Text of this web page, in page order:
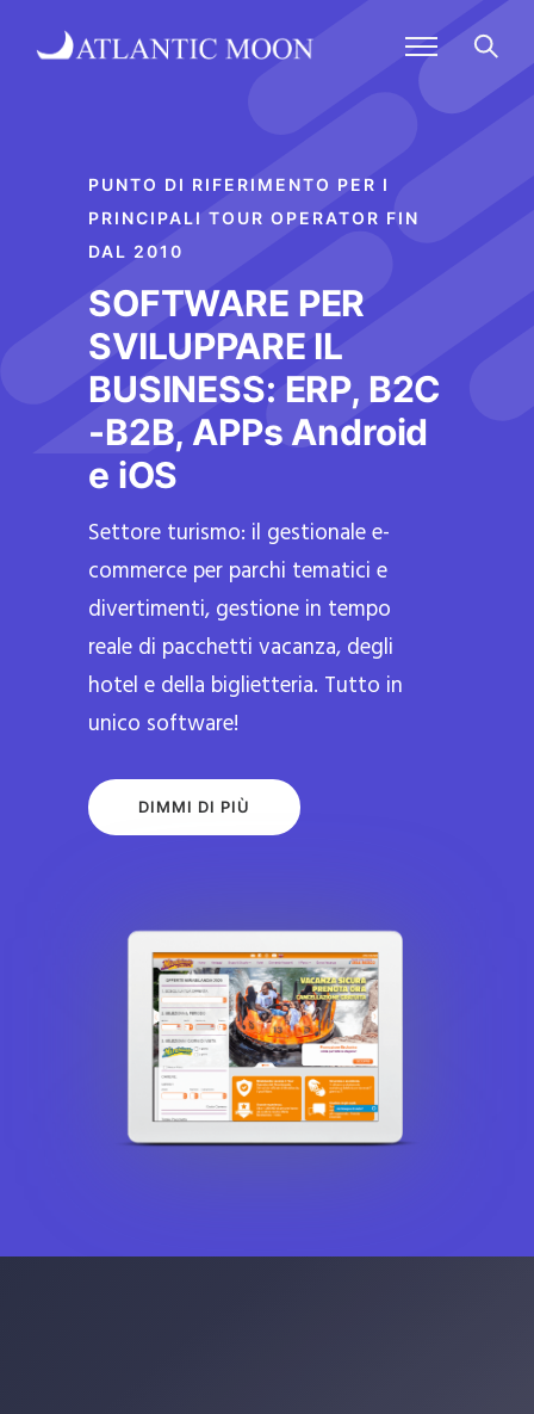
PUNTO DI RIFERIMENTO PER I
PRINCIPALI TOUR OPERATOR FIN
DAL 2010
SOFTWARE PER
SVILUPPARE IL
BUSINESS: ERP, B2C
-B2B, APPs Android
e iOS
Settore turismo: il gestionale e-
commerce per parchi tematici e
divertimenti, gestione in tempo
reale di pacchetti vacanza, degli
hotel e della biglietteria. Tutto in
unico software!
DIMMI DI PIÙ